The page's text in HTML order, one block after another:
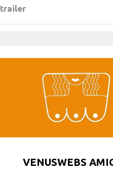
trailer
VENUSWEBS